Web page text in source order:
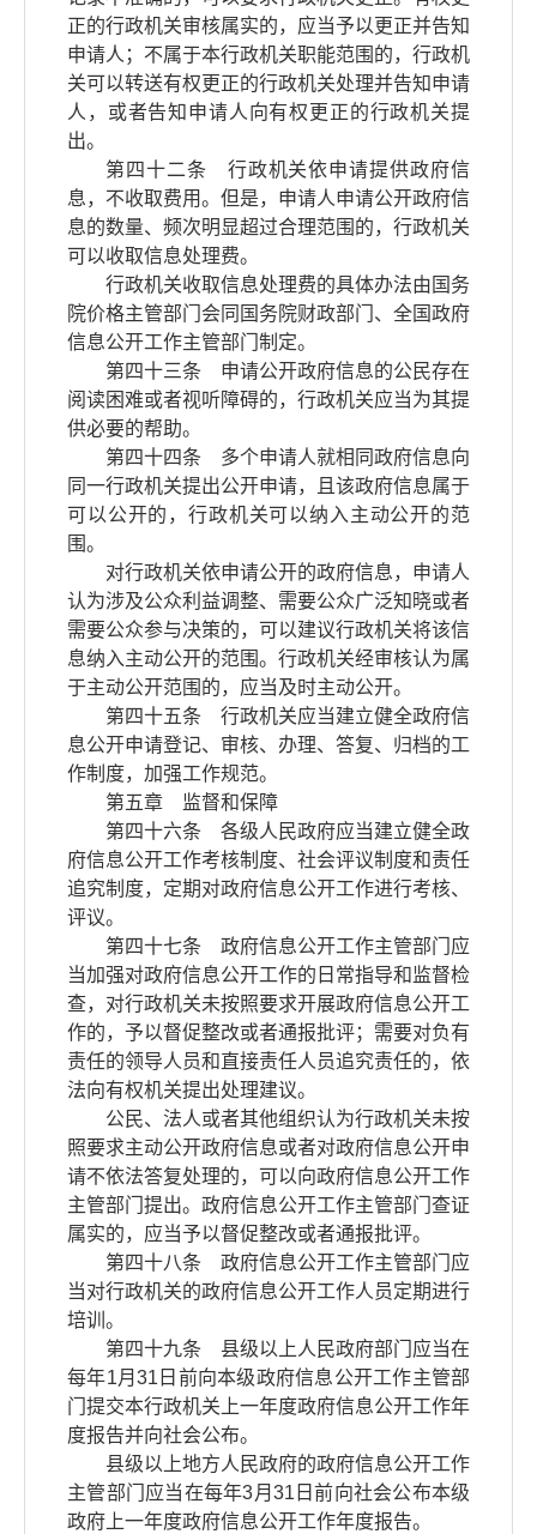
正的行政机关审核属实的，应当予以更正并告知
申请人；不属于本行政机关职能范围的，行政机
关可以转送有权更正的行政机关处理并告知申请
人，或者告知申请人向有权更正的行政机关提
出。
第四十二条 行政机关依申请提供政府信
息，不收取费用。但是，申请人申请公开政府信
息的数量、频次明显超过合理范围的，行政机关
可以收取信息处理费。
行政机关收取信息处理费的具体办法由国务
院价格主管部门会同国务院财政部门、全国政府
信息公开工作主管部门制定。
第四十三条 申请公开政府信息的公民存在
阅读困难或者视听障碍的，行政机关应当为其提
供必要的帮助。
第四十四条 多个申请人就相同政府信息向
同一行政机关提出公开申请，且该政府信息属于
可以公开的，行政机关可以纳入主动公开的范
围。
对行政机关依申请公开的政府信息，申请人
认为涉及公众利益调整、需要公众广泛知晓或者
需要公众参与决策的，可以建议行政机关将该信
息纳入主动公开的范围。行政机关经审核认为属
于主动公开范围的，应当及时主动公开。
第四十五条 行政机关应当建立健全政府信
息公开申请登记、审核、办理、答复、归档的工
作制度，加强工作规范。
第五章 监督和保障
第四十六条 各级人民政府应当建立健全政
府信息公开工作考核制度、社会评议制度和责任
追究制度，定期对政府信息公开工作进行考核、
评议。
第四十七条 政府信息公开工作主管部门应
当加强对政府信息公开工作的日常指导和监督检
查，对行政机关未按照要求开展政府信息公开工
作的，予以督促整改或者通报批评；需要对负有
责任的领导人员和直接责任人员追究责任的，依
法向有权机关提出处理建议。
公民、法人或者其他组织认为行政机关未按
照要求主动公开政府信息或者对政府信息公开申
请不依法答复处理的，可以向政府信息公开工作
主管部门提出。政府信息公开工作主管部门查证
属实的，应当予以督促整改或者通报批评。
第四十八条 政府信息公开工作主管部门应
当对行政机关的政府信息公开工作人员定期进行
培训。
第四十九条 县级以上人民政府部门应当在
每年1月31日前向本级政府信息公开工作主管部
门提交本行政机关上一年度政府信息公开工作年
度报告并向社会公布。
县级以上地方人民政府的政府信息公开工作
主管部门应当在每年3月31日前向社会公布本级
政府上一年度政府信息公开工作年度报告。